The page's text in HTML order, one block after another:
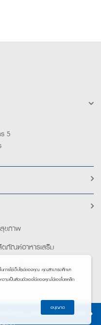
5
ขภาพ
ภัณฑ์อาหารเสริม
รณ์เพื่อสุขภาพ
แจ้งการประมวลผลข้อมูลส่วนบุคคล
•
การใช้เว็บไซต์ของคุณ คุณสามารถศึกษา
วามเป็นส่วนตัวเองได้ของคุณได้เองโดยคลิก
อนุญาต